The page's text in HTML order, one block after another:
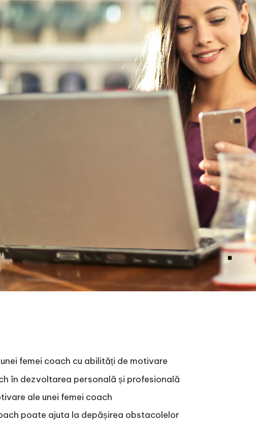
femei coach cu abilități de motivare
în dezvoltarea personală și profesională
ale unei femei coach
poate ajuta la depășirea obstacolelor